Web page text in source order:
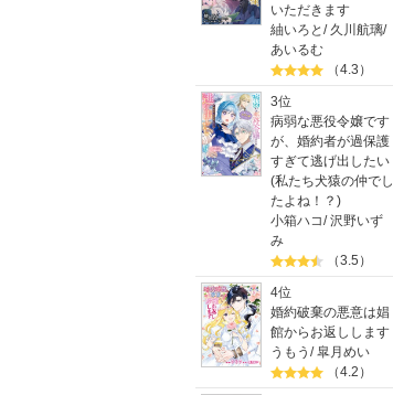
いただきます
紬いろと / 久川航璃/
あいるむ
（4.3）
3位
病弱な悪役令嬢です
が、婚約者が過保護
すぎて逃げ出したい
(私たち犬猿の仲でし
たよね！？)
小箱ハコ/沢野いず
み
（3.5）
4位
婚約破棄の悪意は娼
館からお返しします
うもう /皐月めい
（4.2）